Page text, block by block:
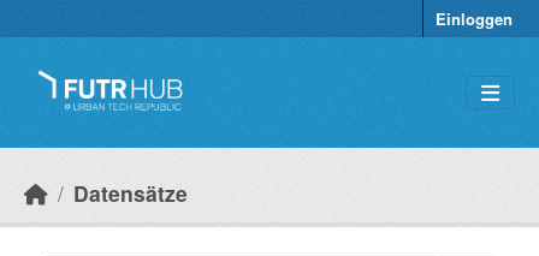
Einloggen
Datensätze